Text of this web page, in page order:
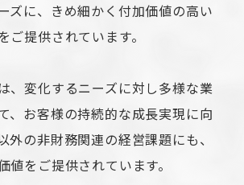
ズに、きめ細かく付加価値の高い
ご提供されています。
、変化するニーズに対し多様な業
、お客様の持続的な成長実現に向
外の非財務関連の経営課題にも、
値をご提供されています。